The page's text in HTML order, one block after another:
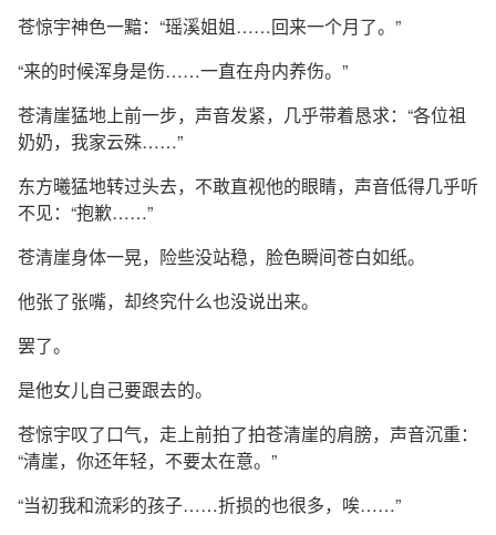
苍惊宇神色一黯：“瑶溪姐姐……回来一个月了。”
“来的时候浑身是伤……一直在舟内养伤。”
苍清崖猛地上前一步，声音发紧，几乎带着恳求：“各位祖
奶奶，我家云殊……”
东方曦猛地转过头去，不敢直视他的眼睛，声音低得几乎听
不见：“抱歉……”
苍清崖身体一晃，险些没站稳，脸色瞬间苍白如纸。
他张了张嘴，却终究什么也没说出来。
罢了。
是他女儿自己要跟去的。
苍惊宇叹了口气，走上前拍了拍苍清崖的肩膀，声音沉重：
“清崖，你还年轻，不要太在意。”
“当初我和流彩的孩子……折损的也很多，唉……”